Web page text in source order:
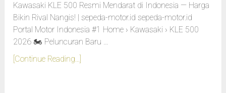
Kawasaki KLE 500 Resmi Mendarat di Indonesia — Harga
Bikin Rival Nangis! | sepeda-motor.id sepeda-motor.id
Portal Motor Indonesia #1 Home › Kawasaki › KLE 500
2026 🏍️ Peluncuran Baru …
[Continue Reading...]